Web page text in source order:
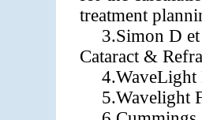
treatment
3.Simon D
Cataract &
5.Wavelight